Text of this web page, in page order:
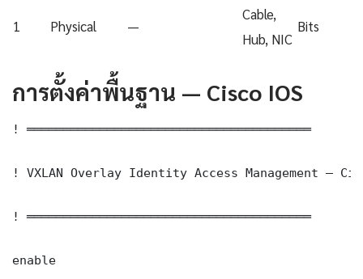
1 Physical —
Cable,
Hub, NIC
Bits
การตั้งค่าพื้นฐาน — Cisco IOS
! ═══════════════════════════════════════
! VXLAN Overlay Identity Access Management —
! ═══════════════════════════════════════
enable